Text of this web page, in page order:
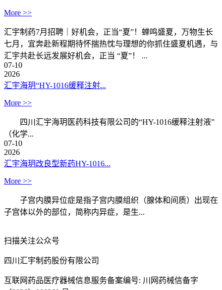
More >>
汇宇制药7月招聘｜好机会，正当“夏”！蝉鸣盛夏，万物生长
七月，宜奔赴新程期待怀揣热忱与理想的你抓住盛夏机遇，与
汇宇共赴长远发展好机会，正当 “夏”！ ...
07-10
2026
汇宇海玥“HY-1016缓释注射...
More >>
四川汇宇海玥医药科技有限公司的“HY-1016缓释注射液”
（化学...
07-10
2026
汇宇海玥改良型新药HY-1016...
More >>
子宫内膜异位症是指子宫内膜组织（腺体和间质）出现在
子宫体以外的部位，简称内异症，是生...
扫描关注公众号
四川汇宇制药股份有限公司
互联网药品医疗器械信息服务备案编号: 川网药械信备字